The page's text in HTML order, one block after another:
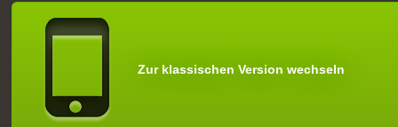
Zur klassischen Version wechseln